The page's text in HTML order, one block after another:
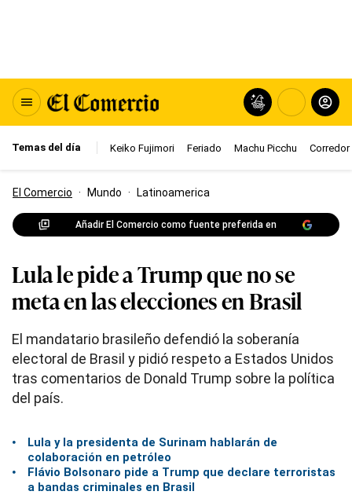
Temas del día Keiko Fujimori Feriado Machu Picchu Corredor
El Comercio · Mundo · Latinoamerica
Añadir El Comercio como fuente preferida en
Lula le pide a Trump que no se
meta en las elecciones en Brasil
El mandatario brasileño defendió la soberanía
electoral de Brasil y pidió respeto a Estados Unidos
tras comentarios de Donald Trump sobre la política
del país.
Lula y la presidenta de Surinam hablarán de
colaboración en petróleo
Flávio Bolsonaro pide a Trump que declare terroristas
a bandas criminales en Brasil